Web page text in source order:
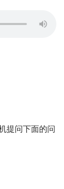
提问下面的问